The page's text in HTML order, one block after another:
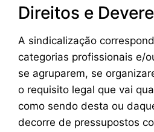
Direitos e
A sindicalização
categorias profissionais e/
se agruparem, se
o requisito legal que vai
como sendo desta ou
decorre de pressupostos